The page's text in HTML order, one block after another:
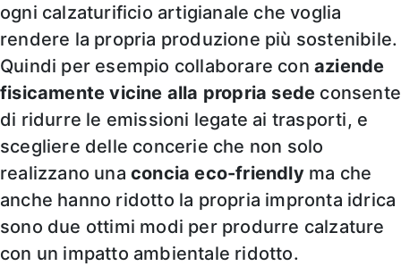
ogni calzaturificio artigianale che voglia
rendere la propria produzione più sostenibile.
Quindi per esempio collaborare conaziende
fisicamente vicine alla propria sede consente
di ridurre le emissioni legate ai trasporti, e
scegliere delle concerie che non solo
realizzano una concia eco-friendlyma che
anche hanno ridotto la propria impronta idrica
sono due ottimi modi per produrre calzature
con un impatto ambientale ridotto.